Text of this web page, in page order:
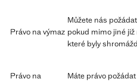
Právo na výmaz
Můžete nás
pokud mimo jiné
které byly
Právo na
Máte právo